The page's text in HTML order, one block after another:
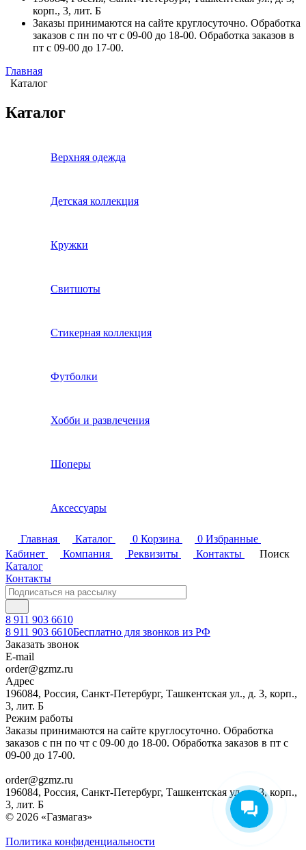
корп., 3, лит. Б
Заказы принимаются на сайте круглосуточно. Обработка
заказов с пн по чт с 09-00 до 18-00. Обработка заказов в
пт с 09-00 до 17-00.
Главная
Каталог
Каталог
Верхняя одежда
Детская коллекция
Кружки
Свитшоты
Стикерная коллекция
Футболки
Хобби и развлечения
Шоперы
Аксессуары
Главная Каталог 0 Корзина 0 Избранные
Кабинет
Компания Реквизиты Контакты
Поиск
Каталог
Контакты
8 911 903 6610
8 911 903 6610Бесплатно для звонков из РФ
Заказать звонок
E-mail
order@gzmz.ru
Адрес
196084, Россия, Санкт-Петербург, Ташкентская ул., д. 3, корп.,
3, лит. Б
Режим работы
Заказы принимаются на сайте круглосуточно. Обработка
заказов с пн по чт с 09-00 до 18-00. Обработка заказов в пт с
09-00 до 17-00.
order@gzmz.ru
196084, Россия, Санкт-Петербург, Ташкентская ул., д. 3, корп.,
3, лит. Б
© 2026 «Газмагаз»
Политика конфиденциальности